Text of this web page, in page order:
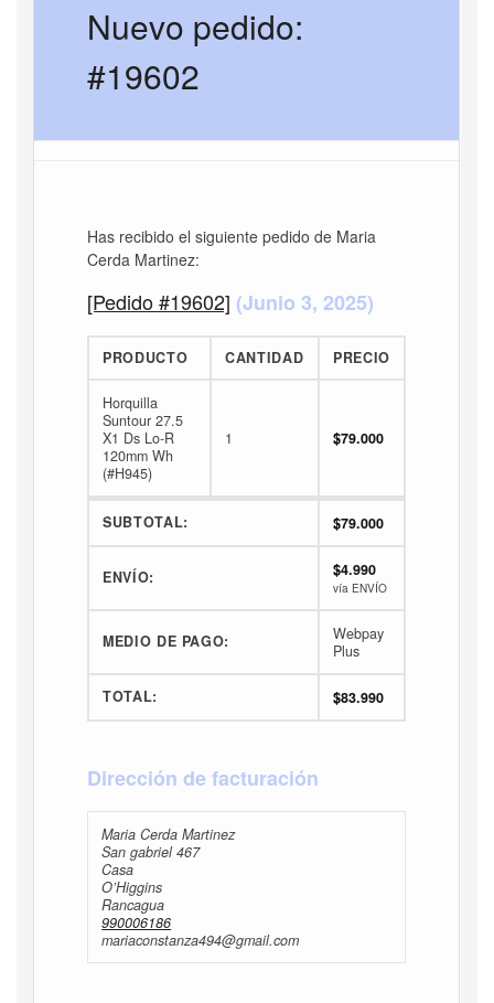
Nuevo pedido:
#19602
Has recibido el siguiente pedido de Maria
Cerda Martinez:
[Pedido #19602] (Junio 3, 2025)
PRODUCTO CANTIDAD PRECIO
Horquilla
Suntour 27.5
X1 Ds Lo-R
120mm Wh
(#H945)
1 $79.000
SUBTOTAL: $79.000
ENVÍO: $4.990
vía ENVÍO
MEDIO DE PAGO:
Webpay
Plus
TOTAL: $83.990
Dirección de facturación
Maria Cerda Martinez
San gabriel 467
Casa
O’Higgins
Rancagua
990006186
mariaconstanza494@gmail.com